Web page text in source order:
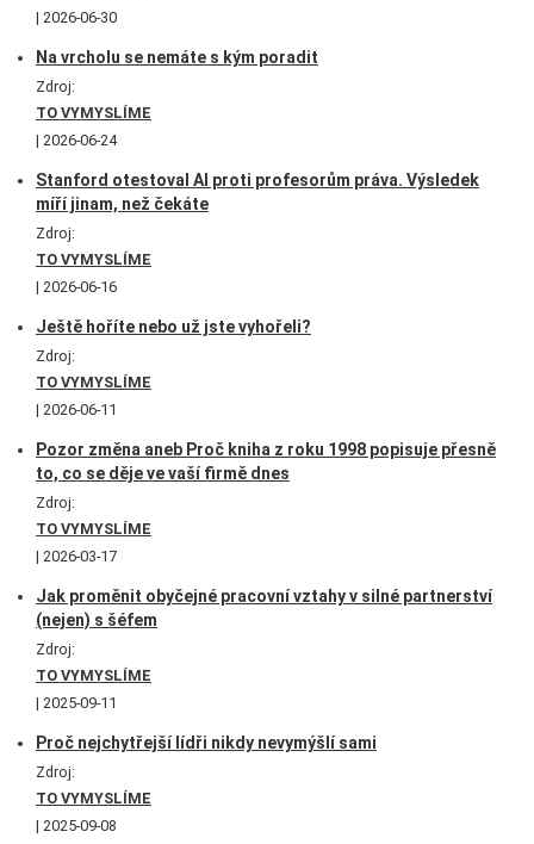
2026-06-30
Na vrcholu se nemáte s kým poradit
Zdroj:
TO VYMYSLÍME
2026-06-24
Stanford otestoval AI proti profesorům práva. Výsledek
míří jinam, než čekáte
Zdroj:
TO VYMYSLÍME
2026-06-16
Ještě hoříte nebo už jste vyhořeli?
Zdroj:
TO VYMYSLÍME
2026-06-11
Pozor změna aneb Proč kniha z roku 1998 popisuje přesně
to, co se děje ve vaší firmě dnes
Zdroj:
TO VYMYSLÍME
2026-03-17
Jak proměnit obyčejné pracovní vztahy v silné partnerství
(nejen) s šéfem
Zdroj:
TO VYMYSLÍME
2025-09-11
Proč nejchytřejší lídři nikdy nevymýšlí sami
Zdroj:
TO VYMYSLÍME
2025-09-08